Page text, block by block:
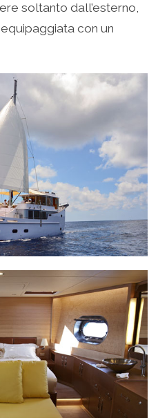
soltanto dall’esterno,
con un